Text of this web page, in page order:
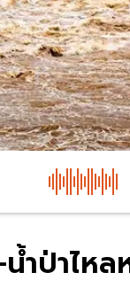
ำป่าไห